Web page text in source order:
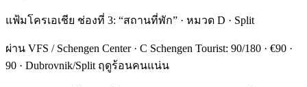
แฟ้มโครเอเชีย ช่องที่ 3: “สถานที่พัก” · หมวด D · Split
ผ่าน VFS / Schengen Center · C Schengen Tourist: 90/180 · €90 ·
90 · Dubrovnik/Split ฤดูร้อนคนแน่น